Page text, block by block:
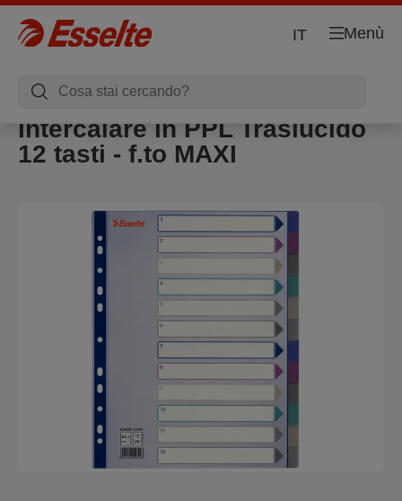
Menù
IT
Intercalare in PPL Traslucido
12 tasti - f.to MAXI